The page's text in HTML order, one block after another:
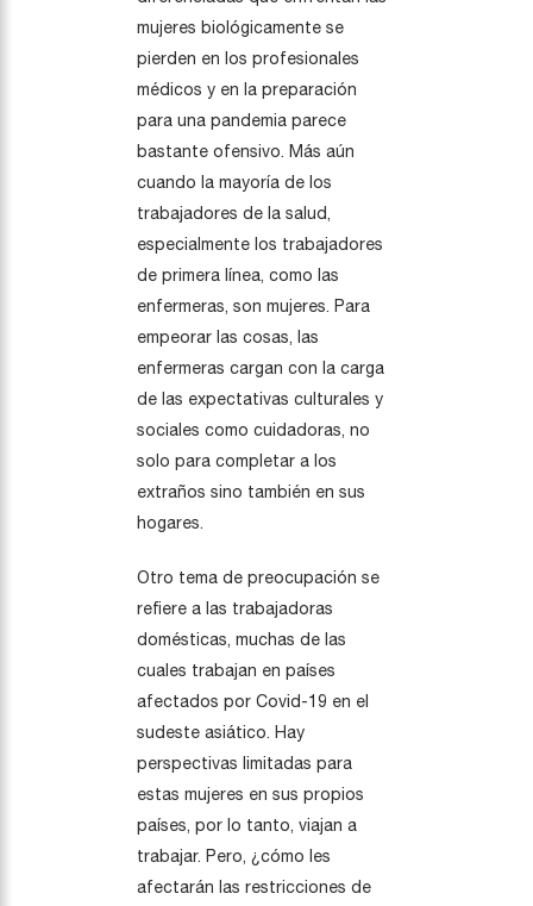
mujeres biológicamente se
pierden en los profesionales
médicos y en la preparación
para una pandemia parece
bastante ofensivo. Más aún
cuando la mayoría de los
trabajadores de la salud,
especialmente los trabajadores
de primera línea, como las
enfermeras, son mujeres. Para
empeorar las cosas, las
enfermeras cargan con la carga
de las expectativas culturales y
sociales como cuidadoras, no
solo para completar a los
extraños sino también en sus
hogares.
Otro tema de preocupación se
refiere a las trabajadoras
domésticas, muchas de las
cuales trabajan en países
afectados por Covid-19 en el
sudeste asiático. Hay
perspectivas limitadas para
estas mujeres en sus propios
países, por lo tanto, viajan a
trabajar. Pero, ¿cómo les
afectarán las restricciones de